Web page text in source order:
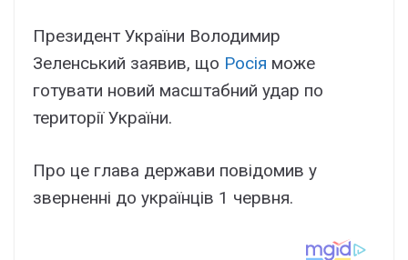
Президент України Володимир
Зеленський заявив, що Росія може
готувати новий масштабний удар по
території України.
Про це глава держави повідомив у
зверненні до українців 1 червня.